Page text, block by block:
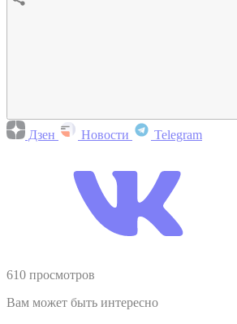
Дзен Новости Telegram
610 просмотров
Вам может быть интересно